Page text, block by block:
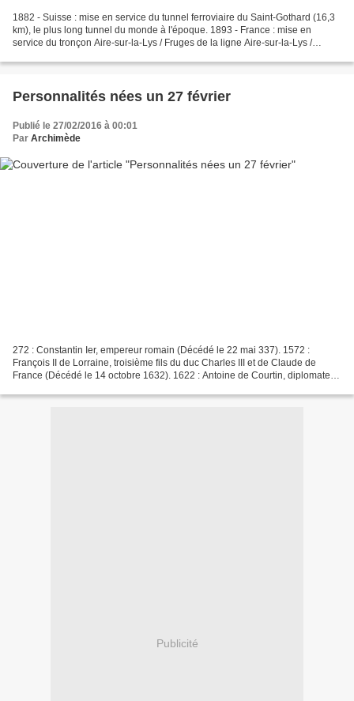
1882 - Suisse : mise en service du tunnel ferroviaire du Saint-Gothard (16,3
km), le plus long tunnel du monde à l'époque. 1893 - France : mise en
service du tronçon Aire-sur-la-Lys / Fruges de la ligne Aire-sur-la-Lys /
Personnalités nées un 27 février
Publié le 27/02/2016 à 00:01
Par Archimède
272 : Constantin Ier, empereur romain (Décédé le 22 mai 337). 1572 :
François II de Lorraine, troisième fils du duc Charles III et de Claude de
France (Décédé le 14 octobre 1632). 1622 : Antoine de Courtin, diplomate et
Publicité